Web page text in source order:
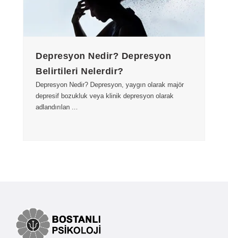
Depresyon Nedir? Depresyon
Belirtileri Nelerdir?
Depresyon Nedir? Depresyon, yaygın olarak majör
depresif bozukluk veya klinik depresyon olarak
adlandırılan ...